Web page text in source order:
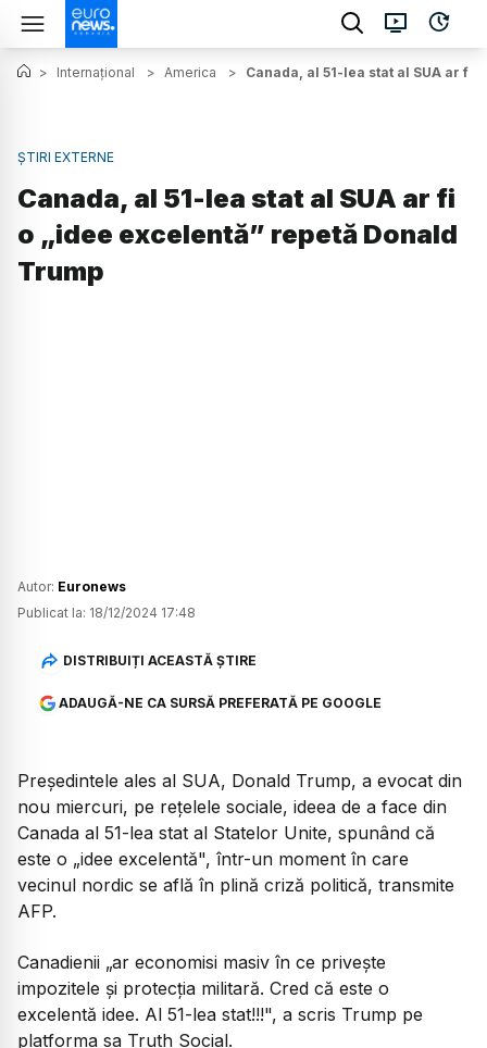
> Internațional > America > Canada, al 51-lea stat al SUA ar fi
ȘTIRI EXTERNE
Canada, al 51-lea stat al SUA ar fi
o „idee excelentă” repetă Donald
Trump
Autor: Euronews
Publicat la: 18/12/2024 17:48
DISTRIBUIȚI ACEASTĂ ȘTIRE
ADAUGĂ-NE CA SURSĂ PREFERATĂ PE GOOGLE
Preşedintele ales al SUA, Donald Trump, a evocat din
nou miercuri, pe reţelele sociale, ideea de a face din
Canada al 51-lea stat al Statelor Unite, spunând că
este o „idee excelentă", într-un moment în care
vecinul nordic se află în plină criză politică, transmite
AFP.
Canadienii „ar economisi masiv în ce priveşte
impozitele şi protecţia militară. Cred că este o
excelentă idee. Al 51-lea stat!!!", a scris Trump pe
platforma sa Truth Social.